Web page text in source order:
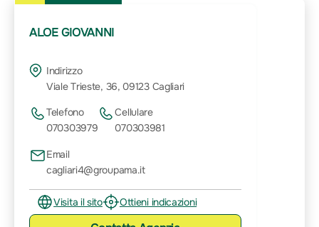
ALOE GIOVANNI
Indirizzo
Viale Trieste, 36, 09123 Cagliari
Telefono
070303979
Cellulare
070303981
Email
cagliari4@groupama.it
Visita il sito Ottieni indicazioni